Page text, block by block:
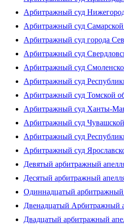
Арбитражный суд
Арбитражный суд Самарской
Арбитражный суд города
Арбитражный суд
Арбитражный суд
Арбитражный суд
Арбитражный суд Томской
Арбитражный суд Ханты-
Арбитражный суд
Арбитражный суд
Арбитражный суд
Девятый арбитражный
Десятый арбитражный
Одиннадцатый
Двенадцатый Арбитражный
Двадцатый арбитражный